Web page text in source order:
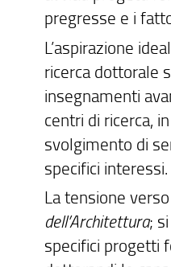
pregresse e i
L’aspirazione
ricerca dottorale
insegnamenti
centri di ricerca,
svolgimento di
specifici interessi.
La tensione
dell’Architettura;
specifici progetti